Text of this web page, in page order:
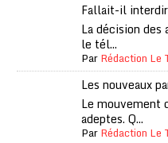
Fallait-il
La décision
le tél...
ParRédaction Le
Les nouveaux
Le mouvement
adeptes. Q...
ParRédaction Le